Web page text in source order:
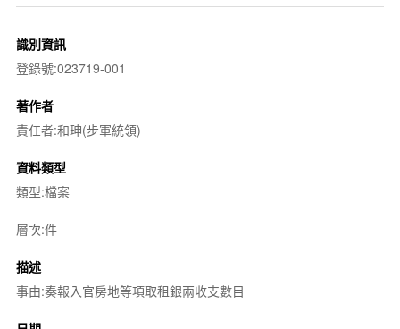
識別資訊
登錄號:023719-001
著作者
責任者:和珅(步軍統領)
資料類型
類型:檔案
層次:件
描述
事由:奏報入官房地等項取租銀兩收支數目